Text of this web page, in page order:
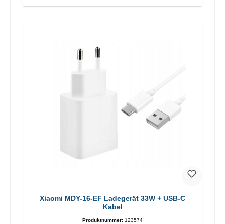
Xiaomi MDY-16-EF Ladegerät 33W + USB-C
Kabel
Produktnummer: 123574